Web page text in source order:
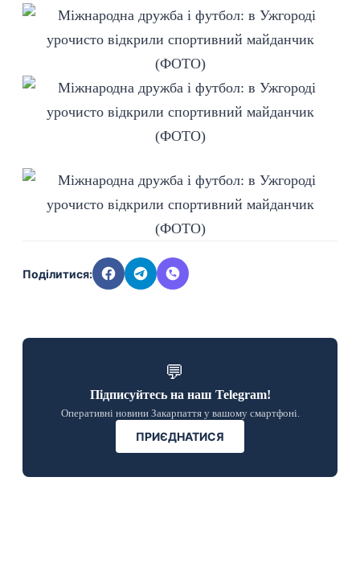
Поділитися:
💬
Підписуйтесь на наш Telegram!
Оперативні новини Закарпаття у вашому смартфоні.
ПРИЄДНАТИСЯ